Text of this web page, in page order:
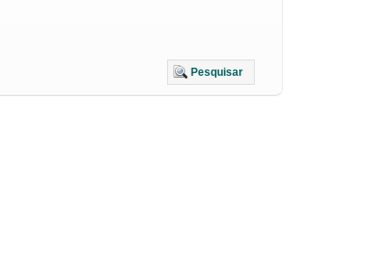
Pesquisar